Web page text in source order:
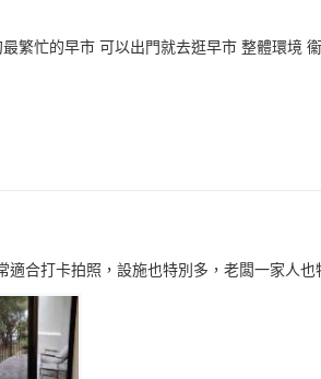
繁忙的早市 可以出門就去逛早市 整體環境
合打卡拍照，設施也特別多，老闆一家人也